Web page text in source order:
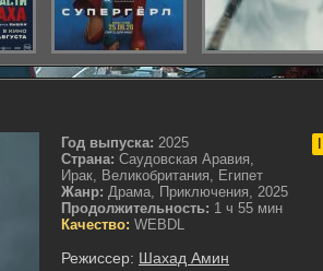
Год выпуска: 2025
Страна: Саудовская Аравия,
Ирак, Великобритания, Египет
Жанр: Драма, Приключения, 2025
Продолжительность: 1 ч 55 мин
Качество: WEBDL
Режиссер: Шахад Амин